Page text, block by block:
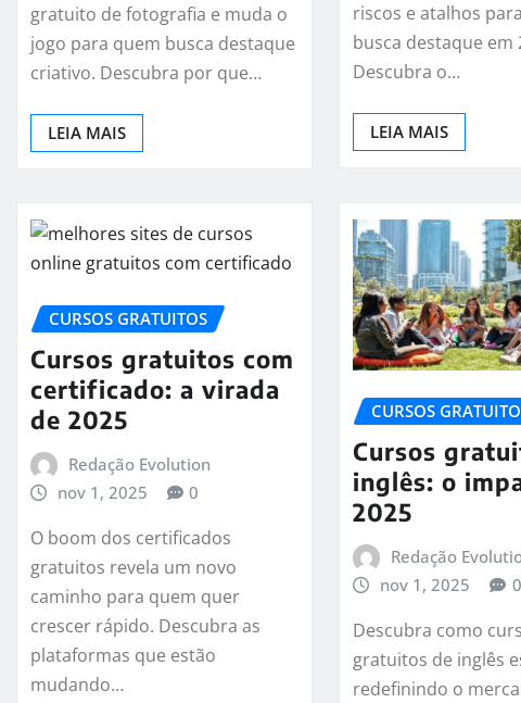
gratuito de fotografia e muda o
jogo para quem busca destaque
criativo. Descubra por que…
LEIA MAIS
riscos e atalhos
busca destaque em
Descubra o…
LEIA MAIS
CURSOS GRATUITOS
Cursos gratuitos com
certificado: a virada
de 2025
Redação Evolution
nov 1, 2025
0
O boom dos certificados
gratuitos revela um novo
caminho para quem quer
crescer rápido. Descubra as
plataformas que estão
mudando…
CURSOS
Cursos
inglês: o
2025
Redação
nov 1, 2025
0
Descubra como
gratuitos de inglês
redefinindo o